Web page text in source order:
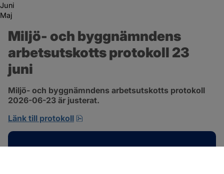
Juni
Maj
Miljö- och byggnämndens
arbetsutskotts protokoll 23
juni
Miljö- och byggnämndens arbetsutskotts protokoll
2026-06-23 är justerat.
Länk till protokoll